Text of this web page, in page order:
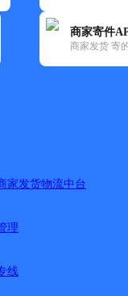
商家寄件
商家发货 寄
家发货物流中台
理
线
路极兔速递